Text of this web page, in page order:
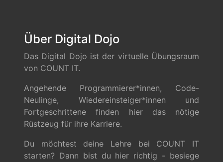
Über Digital Dojo
Das Digital Dojo ist der virtuelle Übungsraum
von COUNT IT.
Angehende Programmierer*innen, Code-
Neulinge, Wiedereinsteiger*innen und
Fortgeschrittene finden hier das nötige
Rüstzeug für ihre Karriere.
Du möchtest deine Lehre bei COUNT IT
starten? Dann bist du hier richtig - besiege